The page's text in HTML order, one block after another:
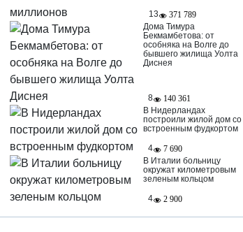
13
371 789
Дома Тимура
Бекмамбетова: от
особняка на Волге до
бывшего жилища Уолта
Диснея
8
140 361
В Нидерландах
построили жилой дом со
встроенным фудкортом
4
7 690
В Италии больницу
окружат километровым
зеленым кольцом
4
2 900